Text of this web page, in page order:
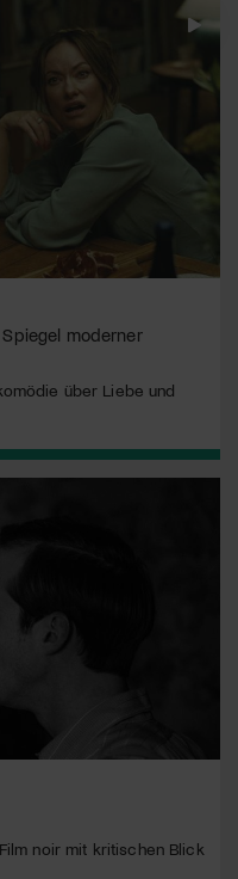
moderner
über Liebe und
noir mit kritischen Blick